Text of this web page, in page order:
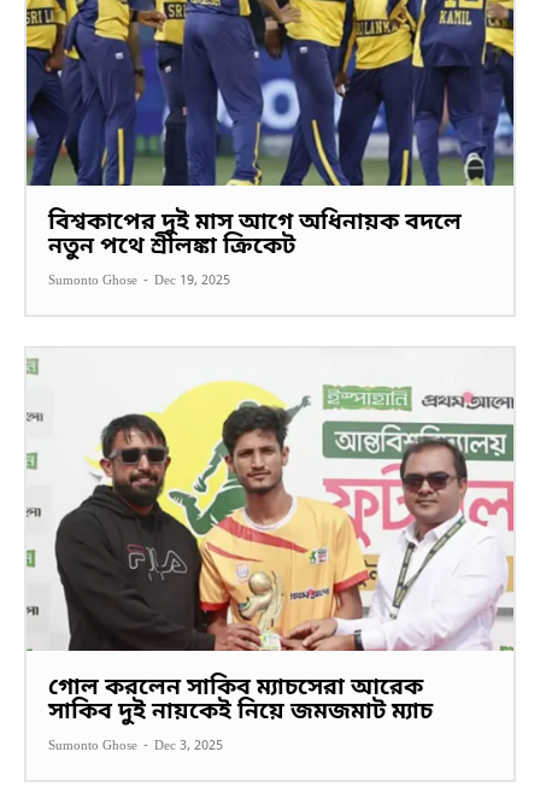
বিশ্বকাপের দুই মাস আগে অধিনায়ক বদলে
নতুন পথে শ্রীলঙ্কা ক্রিকেট
Sumonto Ghose - Dec 19, 2025
গোল করলেন সাকিব ম্যাচসেরা আরেক
সাকিব দুই নায়কেই নিয়ে জমজমাট ম্যাচ
Sumonto Ghose - Dec 3, 2025